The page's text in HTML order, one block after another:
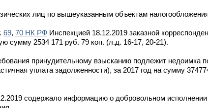
лиц по вышеуказанным объектам
69, 70 НК РФ Инспекцией 18.12.2019 заказной
сумму 2534 171 руб. 79 коп. (л.д. 16-17, 20-21).
принудительному взысканию подлежит недоимка
уплата задолженности), за 2017 год на сумму
содержало информацию о добровольном исполнении